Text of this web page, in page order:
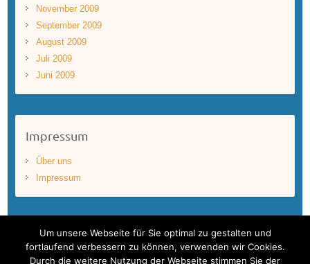
November 2009
September 2009
August 2009
Juli 2009
Juni 2009
Impressum
Über uns
Impressum
Um unsere Webseite für Sie optimal zu gestalten und
fortlaufend verbessern zu können, verwenden wir Cookies.
Durch die weitere Nutzung der Webseite stimmen Sie der